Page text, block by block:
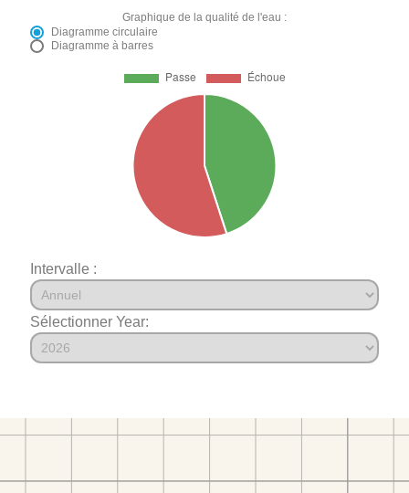
Graphique de la qualité de l'eau :
Diagramme circulaire
Diagramme à barres
Intervalle :
Sélectionner Year: